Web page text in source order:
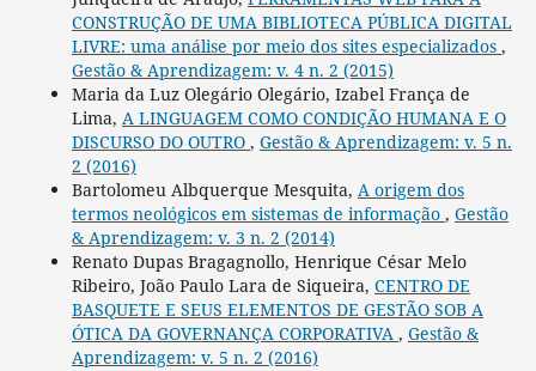
CONSTRUÇÃO DE UMA BIBLIOTECA PÚBLICA DIGITAL
LIVRE: uma análise por meio dos sites especializados ,
Gestão & Aprendizagem: v. 4 n. 2 (2015)
Maria da Luz Olegário Olegário, Izabel França de
Lima, A LINGUAGEM COMO CONDIÇÃO HUMANA E O
DISCURSO DO OUTRO , Gestão & Aprendizagem: v. 5 n.
2 (2016)
Bartolomeu Albquerque Mesquita, A origem dos
termos neológicos em sistemas de informação , Gestão
& Aprendizagem: v. 3 n. 2 (2014)
Renato Dupas Bragagnollo, Henrique César Melo
Ribeiro, João Paulo Lara de Siqueira, CENTRO DE
BASQUETE E SEUS ELEMENTOS DE GESTÃO SOB A
ÓTICA DA GOVERNANÇA CORPORATIVA , Gestão &
Aprendizagem: v. 5 n. 2 (2016)